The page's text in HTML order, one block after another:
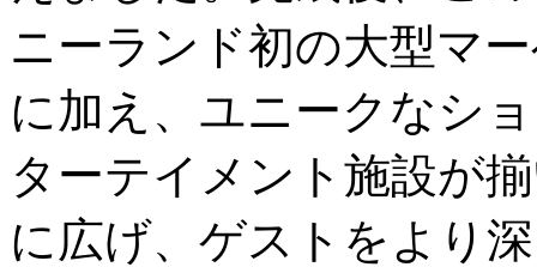
ニーランド初の大型マ
に加え、ユニークなシ
ターテイメント施設が
に広げ、ゲストをより